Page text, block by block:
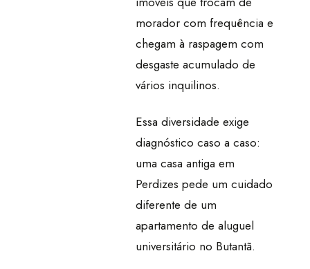
morador com frequência e
chegam à raspagem com
desgaste acumulado de
vários inquilinos.
Essa diversidade exige
diagnóstico caso a caso:
uma casa antiga em
Perdizes pede um cuidado
diferente de um
apartamento de aluguel
universitário no Butantã.